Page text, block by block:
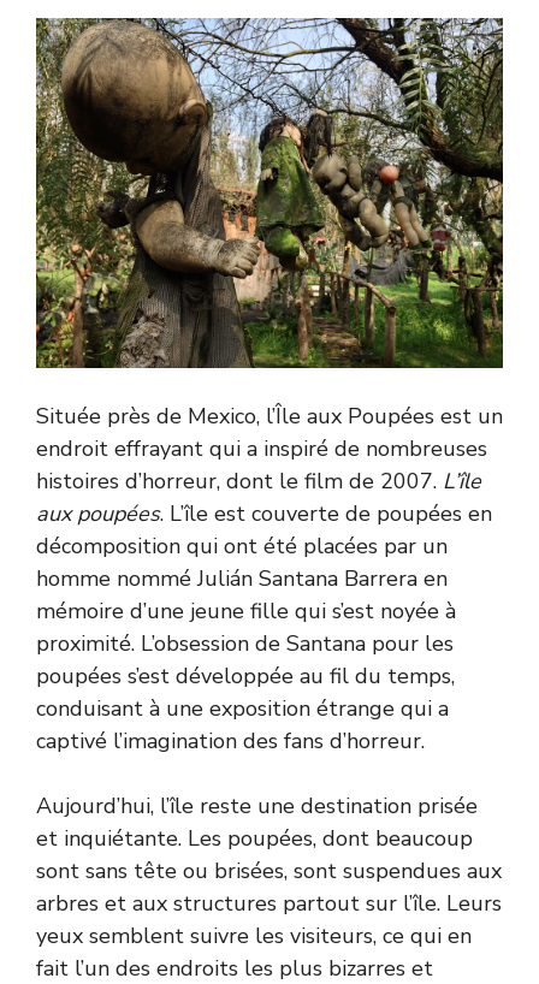
Située près de Mexico, l’Île aux Poupées est un
endroit effrayant qui a inspiré de nombreuses
histoires d’horreur, dont le film de 2007. L’île
aux poupées. L’île est couverte de poupées en
décomposition qui ont été placées par un
homme nommé Julián Santana Barrera en
mémoire d’une jeune fille qui s’est noyée à
proximité. L’obsession de Santana pour les
poupées s’est développée au fil du temps,
conduisant à une exposition étrange qui a
captivé l’imagination des fans d’horreur.
Aujourd’hui, l’île reste une destination prisée
et inquiétante. Les poupées, dont beaucoup
sont sans tête ou brisées, sont suspendues aux
arbres et aux structures partout sur l’île. Leurs
yeux semblent suivre les visiteurs, ce qui en
fait l’un des endroits les plus bizarres et